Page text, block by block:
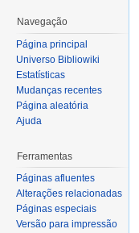
Navegação
Página principal
Universo Bibliowiki
Estatísticas
Mudanças recentes
Página aleatória
Ajuda
Ferramentas
Páginas afluentes
Alterações relacionadas
Páginas especiais
Versão para impressão